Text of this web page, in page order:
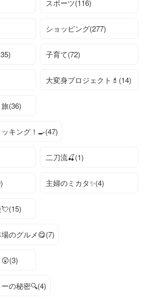
スポーツ(116)
ショッピング(277)
子育て(72)
大変身プロジェクト💄(14)
(36)
キング！🍳(47)
二刀流🍒(1)
主婦のミカタ✨(4)
のグルメ😋(7)
の秘密🔍(4)